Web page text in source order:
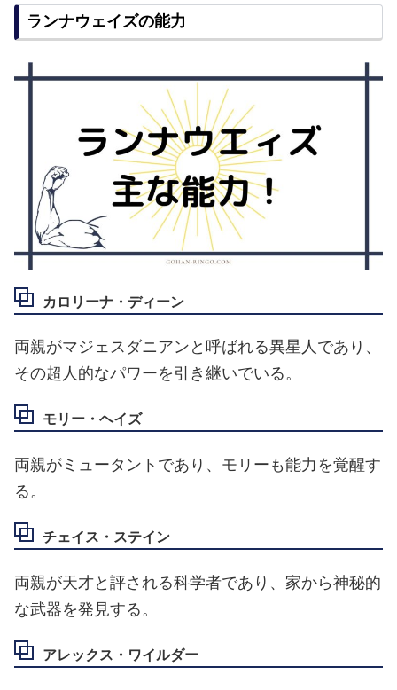
ランナウェイズの能力
カロリーナ・ディーン
両親がマジェスダニアンと呼ばれる異星人であり、
その超人的なパワーを引き継いでいる。
モリー・ヘイズ
両親がミュータントであり、モリーも能力を覚醒す
る。
チェイス・ステイン
両親が天才と評される科学者であり、家から神秘的
な武器を発見する。
アレックス・ワイルダー